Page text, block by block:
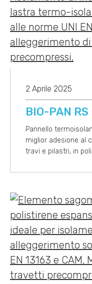
2 Aprile 2025
BIO-PAN RS
Pannello
miglior adesione al
travi e pilastri, in